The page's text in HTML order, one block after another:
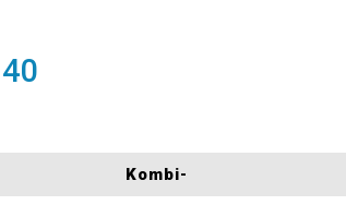
Kombi-